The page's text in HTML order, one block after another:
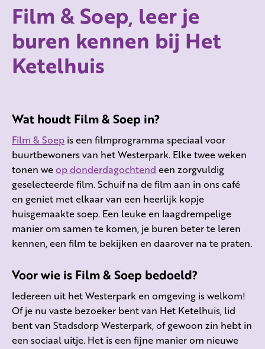
Film & Soep, leer je
buren kennen bij Het
Ketelhuis
Wat houdt Film & Soep in?
Film & Soep is een filmprogramma speciaal voor
buurtbewoners van het Westerpark. Elke twee weken
tonen we op donderdagochtend een zorgvuldig
geselecteerde film. Schuif na de film aan in ons café
en geniet met elkaar van een heerlijk kopje
huisgemaakte soep. Een leuke en laagdrempelige
manier om samen te komen, je buren beter te leren
kennen, een film te bekijken en daarover na te praten.
Voor wie is Film & Soep bedoeld?
Iedereen uit het Westerpark en omgeving is welkom!
Of je nu vaste bezoeker bent van Het Ketelhuis, lid
bent van Stadsdorp Westerpark, of gewoon zin hebt in
een sociaal uitje. Het is een fijne manier om nieuwe